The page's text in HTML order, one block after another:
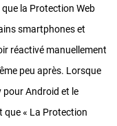
la Protection Web
smartphones et
réactivé manuellement
peu après. Lorsque
pour Android et le
que « La Protection